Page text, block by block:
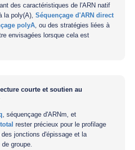
des caractéristiques de l'ARN natif
la poly(A), Séquençage d'ARN direct
polyA, ou des stratégies liées à
envisagées lorsque cela est
courte et soutien au
, séquençage d'ARNm, et
rester précieux pour le profilage
jonctions d'épissage et la
groupe.